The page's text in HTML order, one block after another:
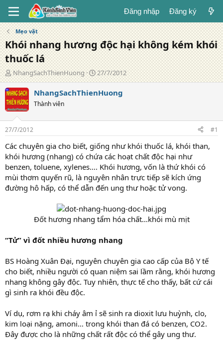
Đăng nhập Đăng ký
Mẹo vặt
Khói nhang hương độc hại không kém khói
thuốc lá
T
á
c
g
i
ả
NhangSachThienHuong
N
g
à
g
27/7/2012
NhangSachThienHuong
Thành viên
27/7/2012 #1
Các chuyên gia cho biết, giống như khói thuốc lá, khói than,
khói hương (nhang) có chứa các hoạt chất độc hại như
benzen, toluene, xylenes…. Khói hương, vốn là thứ khói có
mùi thơm quyến rũ, là nguyên nhân trực tiếp sẽ kích ứng
đường hô hấp, có thể dẫn đến ung thư hoặc tử vong.
Đốt hương nhang tẩm hóa chất…khói mù mịt​
“Tử” vì đốt nhiều hương nhang
BS Hoàng Xuân Đại, nguyên chuyên gia cao cấp của Bộ Y tế
cho biết, nhiều người có quan niệm sai lầm rằng, khói hương
nhang không gây độc. Tuy nhiên, thực tế cho thấy, bất cứ cái
gì sinh ra khói đều độc.
Ví dụ, rơm rạ khi cháy âm ỉ sẽ sinh ra dioxit lưu huỳnh, clo,
kim loại nặng, amoni… trong khói than đá có benzen, CO2.
Đây được cho là những chất rất độc có thể gây ung thư.